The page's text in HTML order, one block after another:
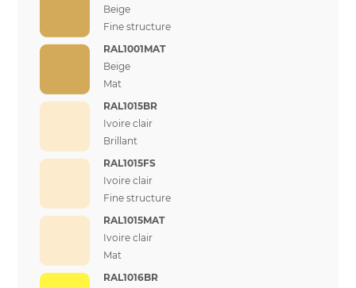
Beige
Fine structure
RAL1001MAT
Beige
Mat
RAL1015BR
Ivoire clair
Brillant
RAL1015FS
Ivoire clair
Fine structure
RAL1015MAT
Ivoire clair
Mat
RAL1016BR